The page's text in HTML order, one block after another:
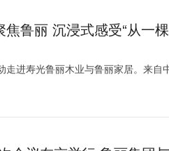
焦鲁丽 沉浸式感受“从一
进寿光鲁丽木业与鲁丽家居。来自